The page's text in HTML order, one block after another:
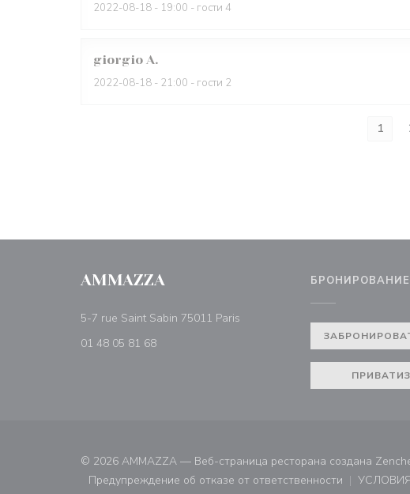
2022-08-18 - 19:00 - гости 4
giorgio A
2022-08-18 - 21:00 - гости 2
1
AMMAZZA
5-7 rue Saint Sabin 75011 Paris
01 48 05 81 68
БРОНИРОВАНИЕ
© 2026 AMMAZZA — Веб-страница ресторана создана
Предупреждение об отказе от ответственности
((открывается в новом окне))